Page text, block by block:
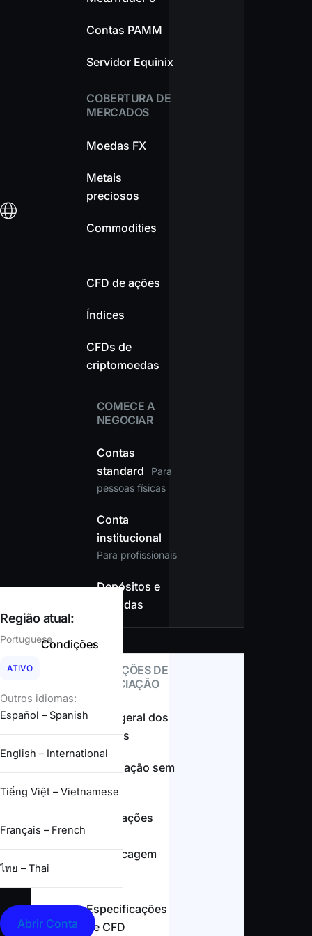
Contas PAMM
Servidor Equinix
COBERTURA DE
MERCADOS
Moedas FX
Metais
preciosos
Commodities
CFD de ações
Índices
CFDs de
criptomoedas
COMECE A
NEGOCIAR
Contas
standard
Para
pessoas físicas
Conta
institucional
Para profissionais
Depósitos e
retiradas
Condições
CONDIÇÕES DE
NEGOCIAÇÃO
Visão geral dos
spreads
Negociação sem
Informações
alavancagem
Especificações
de CFD
Região atual:
Portuguese
ATIVO
Outros idiomas:
Español – Spanish
English – International
Tiếng Việt – Vietnamese
Français – French
ไทย – Thai
Abrir Conta